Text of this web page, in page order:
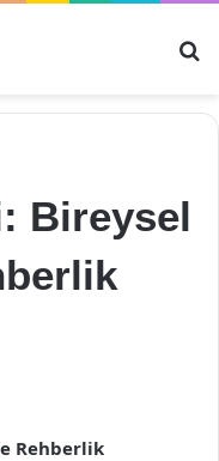
Bireysel
Rehberlik